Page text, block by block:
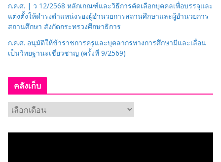
ก.ค.ศ. | ว 12/2568 หลักเกณฑ์และวิธีการคัดเลือกบุคคลเพื่อบรรจุและ
แต่งตั้งให้ดำรงตำแหน่งรองผู้อำนวยการสถานศึกษาและผู้อำนวยการ
สถานศึกษา สังกัดกระทรวงศึกษาธิการ
ก.ค.ศ. อนุมัติให้ข้าราชการครูและบุคลากรทางการศึกษามีและเลื่อน
เป็นวิทยฐานะเชี่ยวชาญ (ครั้งที่ 9/2569)
คลังเก็บ
ลั
ง